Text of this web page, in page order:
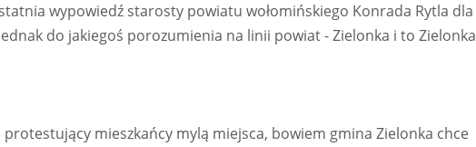
wypowiedź starosty powiatu wołomińskiego Konrada Rytla dla
do jakiegoś porozumienia na linii powiat - Zielonka i to Zielonka
protestujący mieszkańcy mylą miejsca, bowiem gmina Zielonka chce